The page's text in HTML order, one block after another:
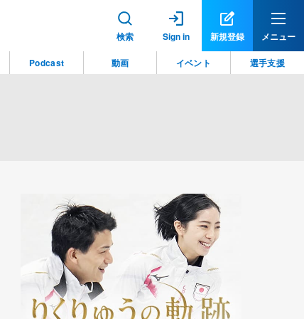
検索 Sign in 新規登録 メニュー
Podcast 動画 イベント 選手支援